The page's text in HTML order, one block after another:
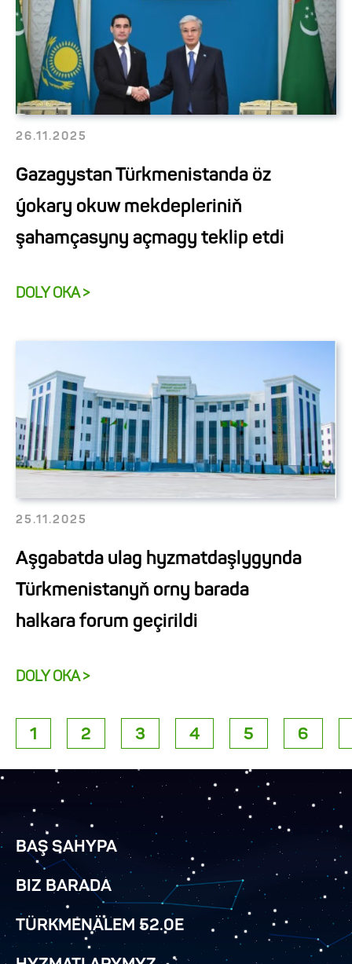
26.11.2025
Gazagystan Türkmenistanda öz
ýokary okuw mekdepleriniň
şahamçasyny açmagy teklip etdi
DOLY OKA >
25.11.2025
Aşgabatda ulag hyzmatdaşlygynda
Türkmenistanyň orny barada
halkara forum geçirildi
DOLY OKA >
1 2 3 4 5 6
BAŞ SAHYPA
BIZ BARADA
TÜRKMENÄLEM 52.0E